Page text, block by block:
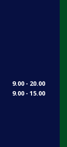
9.00 - 20.00
9.00 - 15.00